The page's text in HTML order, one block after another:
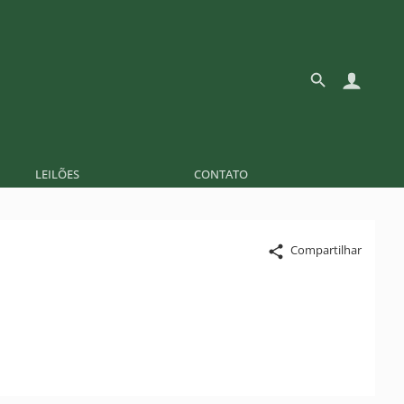
LEILÕES CONTATO
Compartilhar